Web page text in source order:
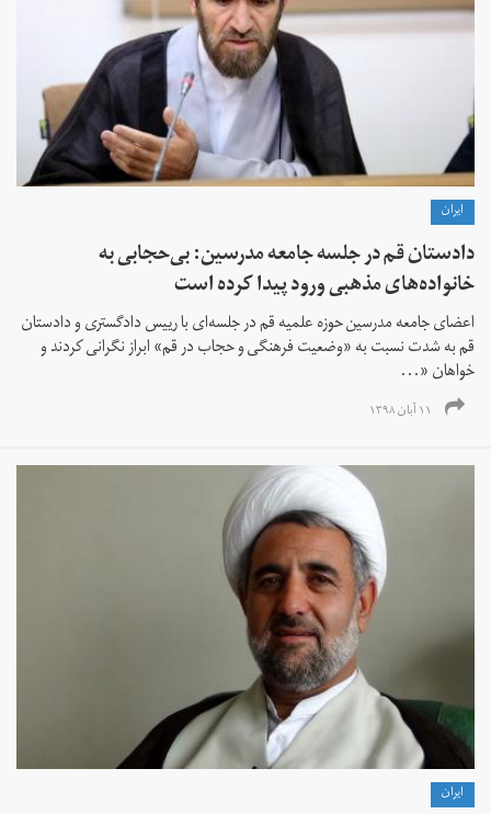
ايران
دادستان قم در جلسه جامعه مدرسین: بی‌حجابی به
خانواده‌های مذهبی ورود پیدا کرده است
اعضای جامعه مدرسین حوزه علمیه قم در جلسه‌ای با رییس دادگستری و دادستان
قم به شدت نسبت به «وضعیت فرهنگی و حجاب در قم» ابراز نگرانی کردند و
خواهان «...
۱۱ آبان ۱۳۹۸
ايران